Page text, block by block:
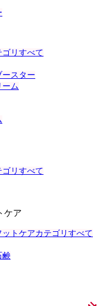
リすべて
スター
ーム
リすべて
ケア
トケアカテゴリすべて
鹸